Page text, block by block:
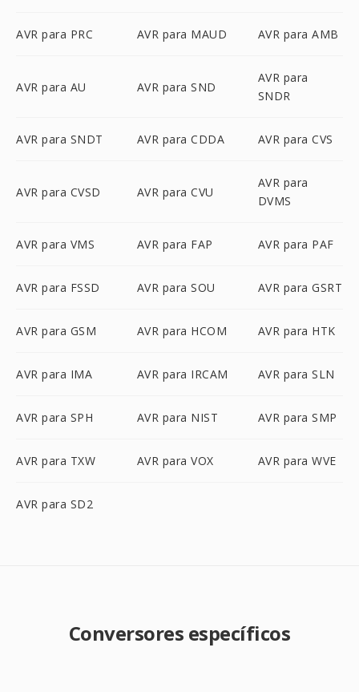
AVR para PRC AVR para MAUD AVR para AMB
AVR para AU AVR para SND
AVR para
SNDR
AVR para SNDT AVR para CDDA AVR para CVS
AVR para CVSD AVR para CVU
AVR para
DVMS
AVR para VMS AVR para FAP AVR para PAF
AVR para FSSD AVR para SOU AVR para GSRT
AVR para GSM AVR para HCOM AVR para HTK
AVR para IMA AVR para IRCAM AVR para SLN
AVR para SPH AVR para NIST AVR para SMP
AVR para TXW AVR para VOX AVR para WVE
AVR para SD2
Conversores específicos